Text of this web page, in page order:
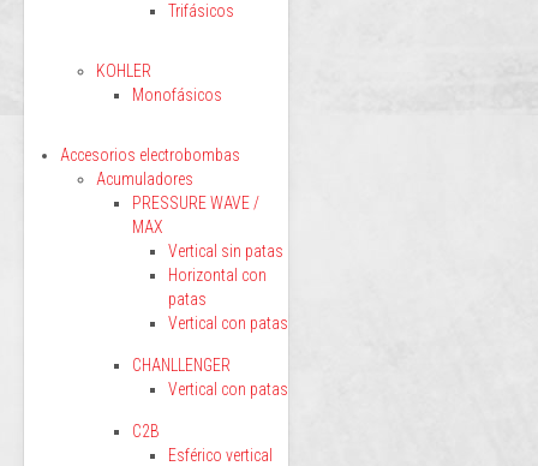
Trifásicos
KOHLER
Monofásicos
Accesorios electrobombas
Acumuladores
PRESSURE WAVE /
MAX
Vertical sin patas
Horizontal con
patas
Vertical con patas
CHANLLENGER
Vertical con patas
C2B
Esférico vertical